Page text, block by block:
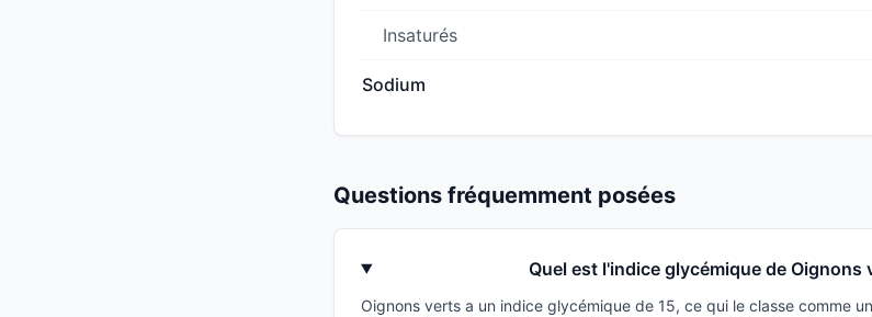
Insaturés
Sodium
Questions fréquemment posées
Quel est l'indice glycémique de Oignons
Oignons verts a un indice glycémique de 15, ce qui le classe comme